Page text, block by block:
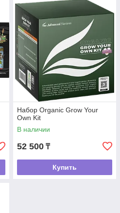
Набор Organic Grow Your
Own Kit
В наличии
52 500 ₸
Купить